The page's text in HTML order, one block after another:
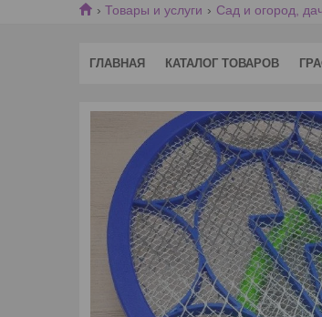
Товары и услуги Сад и огород,
ГЛАВНАЯ КАТАЛОГ ТОВАРОВ